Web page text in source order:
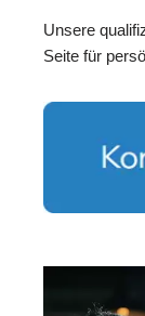
Unsere
Seite für